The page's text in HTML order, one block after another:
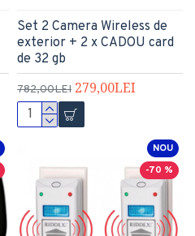
Set 2 Camera Wireless de
exterior + 2 x CADOU card
de 32 gb
782,00LEI 279,00LEI
NOU
-70 %